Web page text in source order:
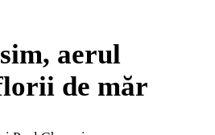
aerul
de măr